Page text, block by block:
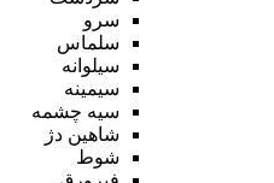
سرو
سلماس
سیلوانه
سیمینه
سیه چشمه
شاهین دژ
شوط